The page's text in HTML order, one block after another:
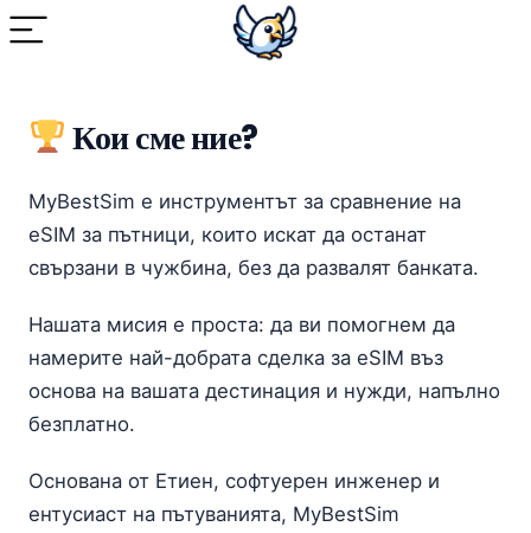
Кои сме ние?
MyBestSim е инструментът за сравнение на
eSIM за пътници, които искат да останат
свързани в чужбина, без да развалят банката.
Нашата мисия е проста: да ви помогнем да
намерите най-добрата сделка за eSIM въз
основа на вашата дестинация и нужди, напълно
безплатно.
Основана от Етиен, софтуерен инженер и
ентусиаст на пътуванията, MyBestSim